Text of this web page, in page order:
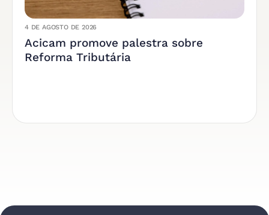
4 DE AGOSTO DE 2026
Acicam promove palestra sobre
Reforma Tributária